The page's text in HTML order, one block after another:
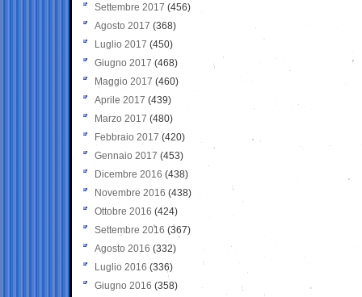
Settembre 2017 (456)
Agosto 2017 (368)
Luglio 2017 (450)
Giugno 2017 (468)
Maggio 2017 (460)
Aprile 2017 (439)
Marzo 2017 (480)
Febbraio 2017 (420)
Gennaio 2017 (453)
Dicembre 2016 (438)
Novembre 2016 (438)
Ottobre 2016 (424)
Settembre 2016 (367)
Agosto 2016 (332)
Luglio 2016 (336)
Giugno 2016 (358)